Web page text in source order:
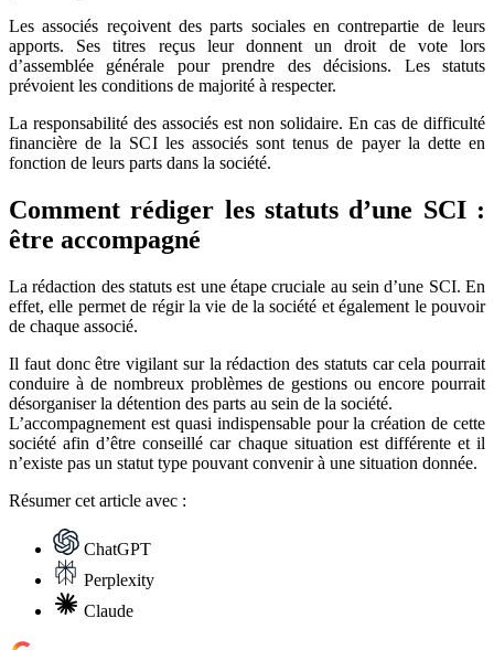
Les associés reçoivent des parts sociales en contrepartie de leurs
apports. Ses titres reçus leur donnent un droit de vote lors
d’assemblée générale pour prendre des décisions. Les statuts
prévoient les conditions de majorité à respecter.
La responsabilité des associés est non solidaire. En cas de difficulté
financière de la SCI les associés sont tenus de payer la dette en
fonction de leurs parts dans la société.
Comment rédiger les statuts d’une SCI :
être accompagné
La rédaction des statuts est une étape cruciale au sein d’une SCI. En
effet, elle permet de régir la vie de la société et également le pouvoir
de chaque associé.
Il faut donc être vigilant sur la rédaction des statuts car cela pourrait
conduire à de nombreux problèmes de gestions ou encore pourrait
désorganiser la détention des parts au sein de la société.
L’accompagnement est quasi indispensable pour la création de cette
société afin d’être conseillé car chaque situation est différente et il
n’existe pas un statut type pouvant convenir à une situation donnée.
Résumercet article avec :
ChatGPT
Perplexity
Claude